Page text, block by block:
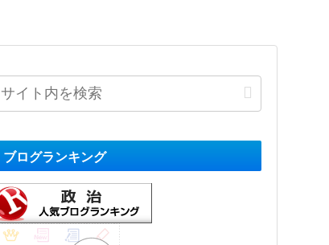
ブログランキング